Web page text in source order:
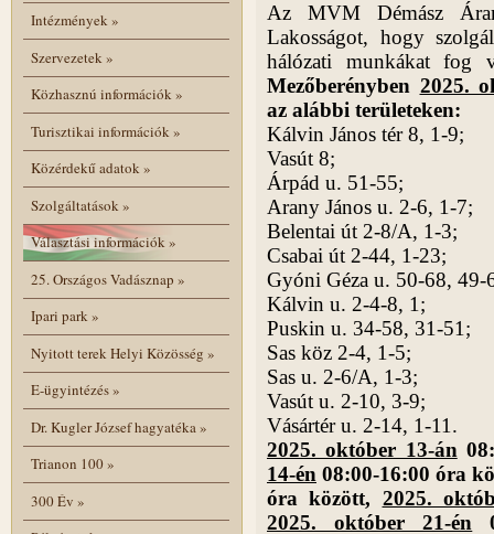
Intézmények»
Szervezetek»
Közhasznú információk»
Turisztikai információk»
Közérdekű adatok»
Szolgáltatások»
Választási információk»
25. Országos Vadásznap »
Ipari park»
Nyitott terek Helyi Közösség »
E-ügyintézés»
Dr. Kugler József hagyatéka»
Trianon 100»
300 Év »
Az MVM Démász
Lakosságot, hogy
hálózati munkákat
Mezőberényben 2025.
az alábbi területeken:
Kálvin János tér 8, 1-9;
Vasút 8;
Árpád u. 51-55;
Arany János u. 2-6, 1-7;
Belentai út 2-8/A, 1-3;
Csabai út 2-44, 1-23;
Gyóni Géza u. 50-68, 49-
Kálvin u. 2-4-8, 1;
Puskin u. 34-58, 31-51;
Sas köz 2-4, 1-5;
Sas u. 2-6/A, 1-3;
Vasút u. 2-10, 3-9;
Vásártér u. 2-14, 1-11.
2025. október 13-án
14-én 08:00-16:00 óra
óra között, 2025.
2025. október 21-én